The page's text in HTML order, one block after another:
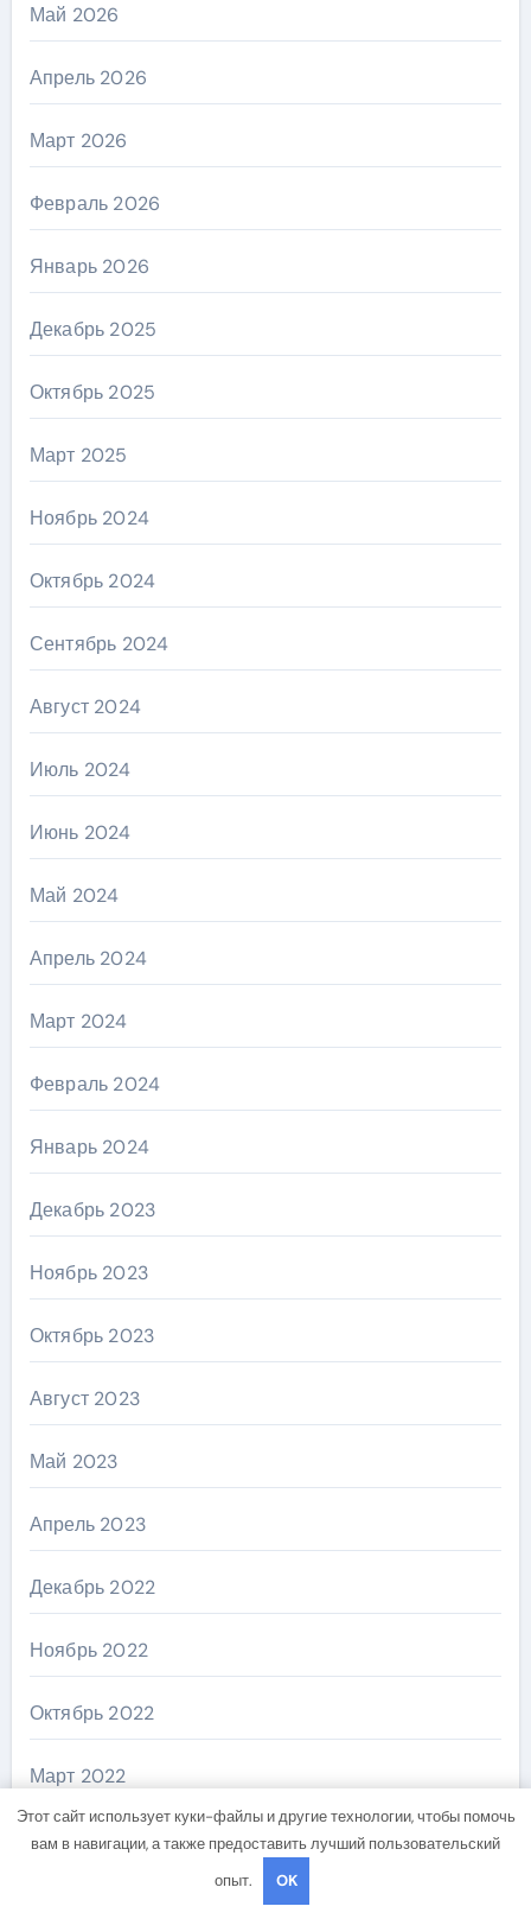
Май 2026
Апрель 2026
Март 2026
Февраль 2026
Январь 2026
Декабрь 2025
Октябрь 2025
Март 2025
Ноябрь 2024
Октябрь 2024
Сентябрь 2024
Август 2024
Июль 2024
Июнь 2024
Май 2024
Апрель 2024
Март 2024
Февраль 2024
Январь 2024
Декабрь 2023
Ноябрь 2023
Октябрь 2023
Август 2023
Май 2023
Апрель 2023
Декабрь 2022
Ноябрь 2022
Октябрь 2022
Март 2022
Декабрь 2021
Этот сайт использует куки-файлы и другие технологии, чтобы помочь
вам в навигации, а также предоставить лучший пользовательский
опыт.
OK